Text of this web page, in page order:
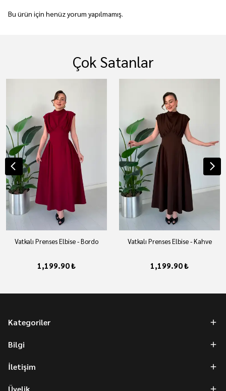
Bu ürün için henüz yorum yapılmamış.
Çok Satanlar
Vatkalı Prenses Elbise - Bordo
1,199.90 ₺
Vatkalı Prenses Elbise - Kahve
1,199.90 ₺
Kategoriler
Bilgi
İletişim
Üyelik